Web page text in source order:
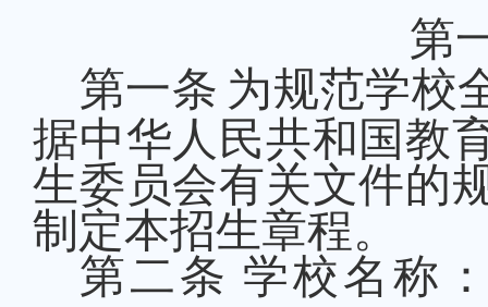
第
第一条 为规范学校
据中华人民共和国教
生委员会有关文件的
制定本招生章程。
第二条 学校名称